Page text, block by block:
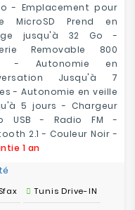
- Emplacement pour
MicroSD Prend en
jusqu'à 32 Go -
Removable 800
- Autonomie en
Jusqu'à 7
- Autonomie en veille
5 jours - Chargeur
USB - Radio FM -
2.1 - Couleur Noir -
1 an
Sfax Tunis Drive-IN